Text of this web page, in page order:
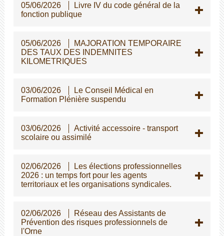
05/06/2026
Livre IV du code général de la
fonction publique
05/06/2026
MAJORATION TEMPORAIRE
DES TAUX DES INDEMNITES
KILOMETRIQUES
03/06/2026
Le Conseil Médical en
Formation Plénière suspendu
03/06/2026
Activité accessoire - transport
scolaire ou assimilé
02/06/2026
Les élections professionnelles
2026 : un temps fort pour les agents
territoriaux et les organisations syndicales.
02/06/2026
Réseau des Assistants de
Prévention des risques professionnels de
l'Orne